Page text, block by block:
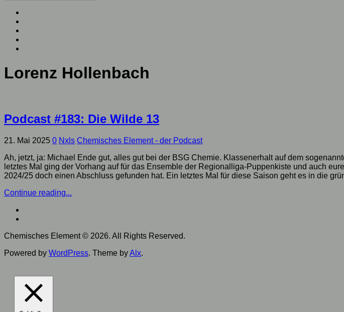
Lorenz Hollenbach
Podcast #183: Die Wilde 13
21. Mai 2025 0 Nxls Chemisches Element - der Podcast
Ah, jetzt, ja: Michael Ende gut, alles gut bei der BSG Chemie. Klassenerhalt auf dem
letztes Mal ging der Vorhang auf für das Ensemble der Regionalliga-Puppenkiste und auch
2024/25 doch einen Abschluss gefunden hat. Ein letztes Mal für diese Saison geht es in die
Continue reading...
Chemisches Element © 2026. All Rights Reserved.
Powered by WordPress. Theme byAlx.